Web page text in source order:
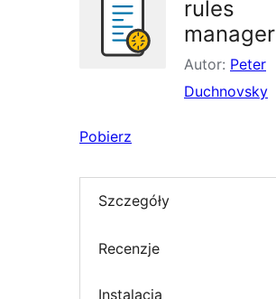
rules
manager
Autor: Peter
Duchnovsky
Pobierz
Szczegóły
Recenzje
Instalacja